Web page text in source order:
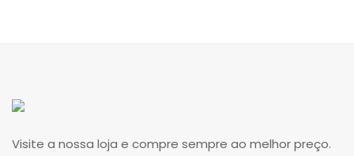
Visite a nossa loja e compre sempre ao melhor preço.